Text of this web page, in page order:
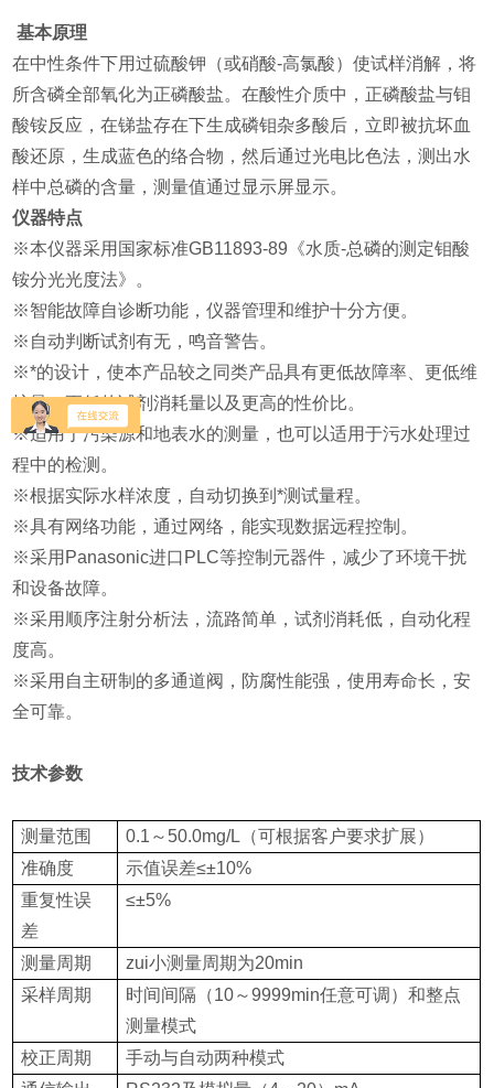
基本原理
在中性条件下用过硫酸钾（或硝酸-高氯酸）使试样消解，将
所含磷全部氧化为正磷酸盐。在酸性介质中，正磷酸盐与钼
酸铵反应，在锑盐存在下生成磷钼杂多酸后，立即被抗坏血
酸还原，生成蓝色的络合物，然后通过光电比色法，测出水
样中总磷的含量，测量值通过显示屏显示。
仪器特点
※本仪器采用国家标准GB11893-89《水质-总磷的测定钼酸
铵分光光度法》。
※智能故障自诊断功能，仪器管理和维护十分方便。
※自动判断试剂有无，鸣音警告。
※*的设计，使本产品较之同类产品具有更低故障率、更低维
护量、更低的试剂消耗量以及更高的性价比。
※适用于污染源和地表水的测量，也可以适用于污水处理过
程中的检测。
※根据实际水样浓度，自动切换到*测试量程。
※具有网络功能，通过网络，能实现数据远程控制。
※采用Panasonic进口PLC等控制元器件，减少了环境干扰
和设备故障。
※采用顺序注射分析法，流路简单，试剂消耗低，自动化程
度高。
※采用自主研制的多通道阀，防腐性能强，使用寿命长，安
全可靠。
技术参数
测量范围
0.1～50.0mg/L（可根据客户要求扩展）
准确度
示值误差≤±10%
重复性误
差
≤±5%
测量周期
zui小测量周期为20min
采样周期
时间间隔（10～9999min任意可调）和整点
测量模式
校正周期
手动与自动两种模式